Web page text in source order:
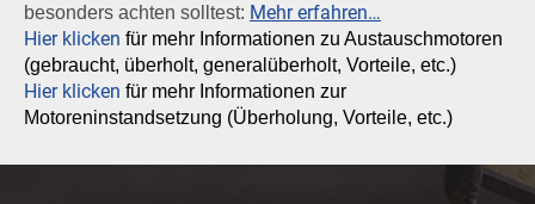
besonders achten solltest: Mehr erfahren…
Hier klicken für mehr Informationen zu Austauschmotoren
(gebraucht, überholt, generalüberholt, Vorteile, etc.)
Hier klicken für mehr Informationen zur
Motoreninstandsetzung (Überholung, Vorteile, etc.)